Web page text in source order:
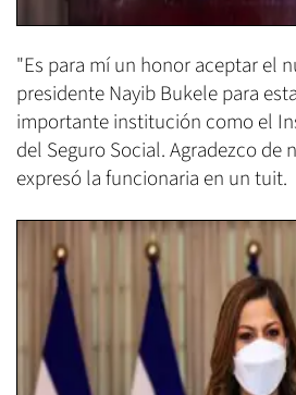
"Es para mí un honor aceptar el
presidente Nayib Bukele para
importante institución como el
del Seguro Social. Agradezco de
expresó la funcionaria en un tuit.